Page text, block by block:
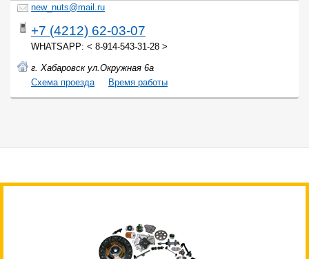
new_nuts@mail.ru
+7 (4212) 62-03-07
WHATSAPP: < 8-914-543-31-28 >
г. Хабаровск ул.Окружная 6а
Cхема проезда
Время работы